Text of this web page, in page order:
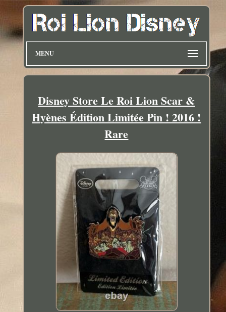
MENU
Disney Store Le Roi Lion Scar &
Hyènes Édition Limitée Pin ! 2016 !
Rare